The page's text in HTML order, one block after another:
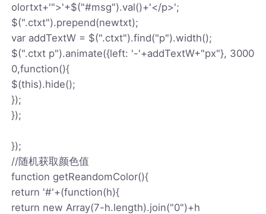
olortxt+'">'+$("#msg").val()+'</p>';
$(".ctxt").prepend(newtxt);
var addTextW = $(".ctxt").find("p").width();
$(".ctxt p").animate({left: '-'+addTextW+"px"}, 3000
0,function(){
$(this).hide();
});
});
});
//随机获取颜色值
function getReandomColor(){
return '#'+(function(h){
return new Array(7-h.length).join("0")+h